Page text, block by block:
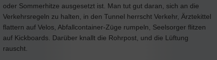
oder Sommerhitze ausgesetzt ist. Man tut gut daran, sich an die
Verkehrsregeln zu halten, in den Tunnel herrscht Verkehr, Ärztekittel
flattern auf Velos, Abfallcontainer-Züge rumpeln, Seelsorger flitzen
auf Kickboards. Darüber knallt die Rohrpost, und die Lüftung
rauscht.